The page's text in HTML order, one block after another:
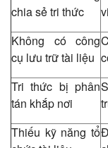
chia sẻ tri thức
Không có công
cụ lưu trữ tài liệu
Tri thức bị phân
tán khắp nơi
Thiếu kỹ năng tổ